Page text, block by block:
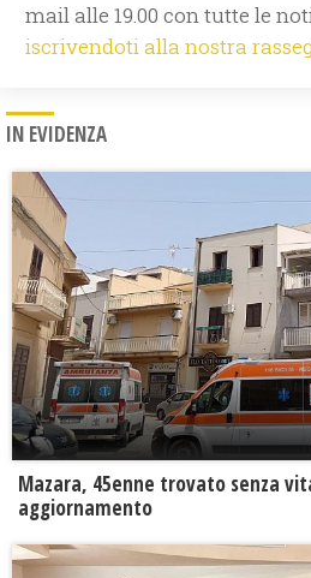
mail alle 19.00 con tutte le
iscrivendoti alla nostra
IN EVIDENZA
Mazara, 45enne trovato senza
aggiornamento